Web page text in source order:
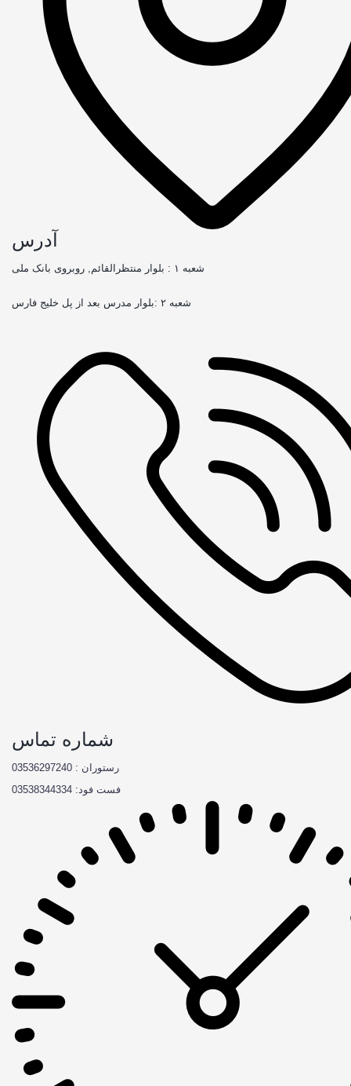
آدرس
شعبه ۱ : بلوار منتظرالقائم, روبروی بانک ملی
شعبه ۲ :بلوار مدرس بعد از پل خلیج فارس
شماره تماس
رستوران : 03536297240
فست فود: 03538344334